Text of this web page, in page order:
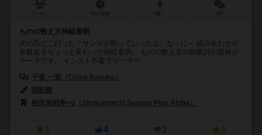
ものの数え方神経衰弱
犬の匹どこ行った？サンマが取っていったよ。な～に～ 組み合わせが
多数あるちょっと変わった神経衰弱。 ものの数え方の助数詞が題材が
テーマです。 インスト不要でゲーマー...
千夜 一葉（Chiya Kazuha）
猫転餅
植民地戦争+α（Shokuminchi Sensou Plus Alpha）
3 4 2 6